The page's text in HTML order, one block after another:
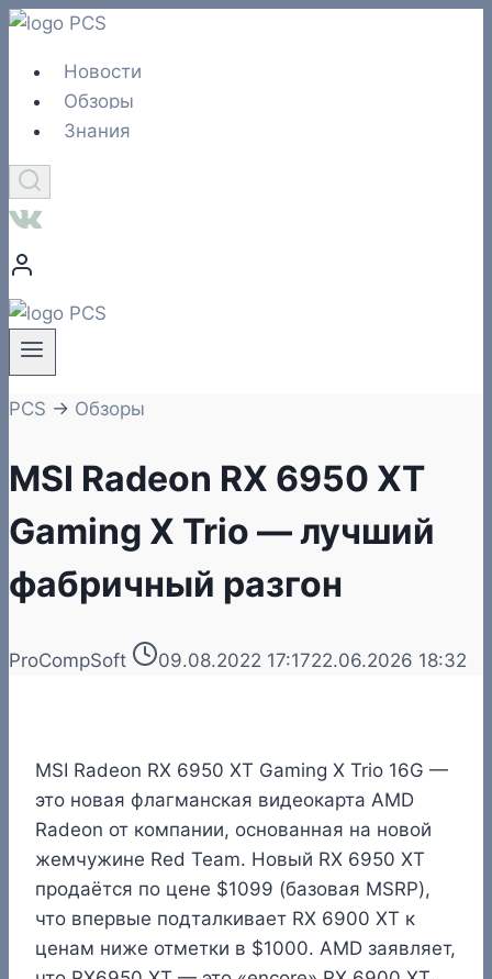
Перейти
содержимому
Новости
Обзоры
Знания
PCS → Обзоры
MSI Radeon RX 6950 XT
Gaming X Trio — лучший
фабричный разгон
ProCompSoft 09.08.2022 17:1722.06.2026 18:32
MSI Radeon RX 6950 XT Gaming X Trio 16G —
это новая флагманская видеокарта AMD
Radeon от компании, основанная на новой
жемчужине Red Team. Новый RX 6950 XT
продаётся по цене $1099 (базовая MSRP),
что впервые подталкивает RX 6900 XT к
ценам ниже отметки в $1000. AMD заявляет,